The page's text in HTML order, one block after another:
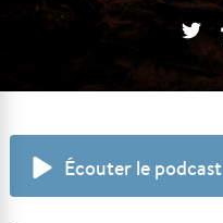
Écouter le podcast